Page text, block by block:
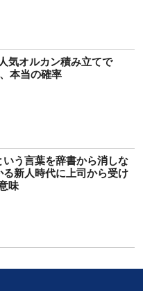
気オルカン積み立てで
本当の確率
いう言葉を辞書から消しな
る新人時代に上司から受け
味